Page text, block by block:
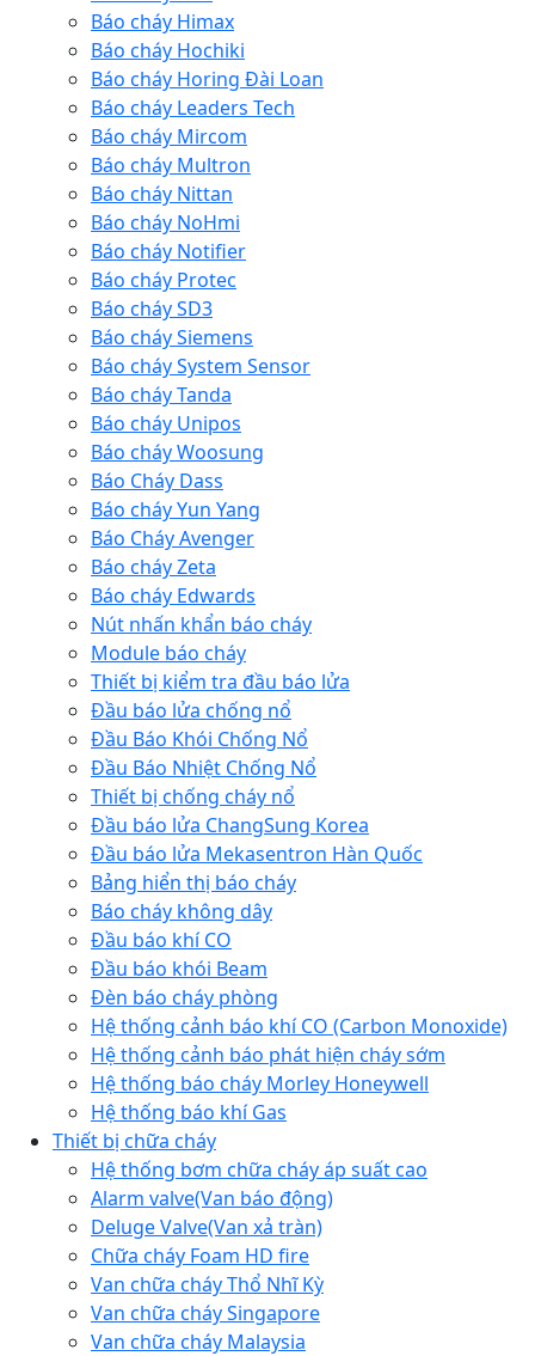
Báo cháy Himax
Báo cháy Hochiki
Báo cháy Horing Đài Loan
Báo cháy Leaders Tech
Báo cháy Mircom
Báo cháy Multron
Báo cháy Nittan
Báo cháy NoHmi
Báo cháy Notifier
Báo cháy Protec
Báo cháy SD3
Báo cháy Siemens
Báo cháy System Sensor
Báo cháy Tanda
Báo cháy Unipos
Báo cháy Woosung
Báo Cháy Dass
Báo cháy Yun Yang
Báo Cháy Avenger
Báo cháy Zeta
Báo cháy Edwards
Nút nhấn khẩn báo cháy
Module báo cháy
Thiết bị kiểm tra đầu báo lửa
Đầu báo lửa chống nổ
Đầu Báo Khói Chống Nổ
Đầu Báo Nhiệt Chống Nổ
Thiết bị chống cháy nổ
Đầu báo lửa ChangSung Korea
Đầu báo lửa Mekasentron Hàn Quốc
Bảng hiển thị báo cháy
Báo cháy không dây
Đầu báo khí CO
Đầu báo khói Beam
Đèn báo cháy phòng
Hệ thống cảnh báo khí CO (Carbon Monoxide)
Hệ thống cảnh báo phát hiện cháy sớm
Hệ thống báo cháy Morley Honeywell
Hệ thống báo khí Gas
Thiết bị chữa cháy
Hệ thống bơm chữa cháy áp suất cao
Alarm valve(Van báo động)
Deluge Valve(Van xả tràn)
Chữa cháy Foam HD fire
Van chữa cháy Thổ Nhĩ Kỳ
Van chữa cháy Singapore
Van chữa cháy Malaysia